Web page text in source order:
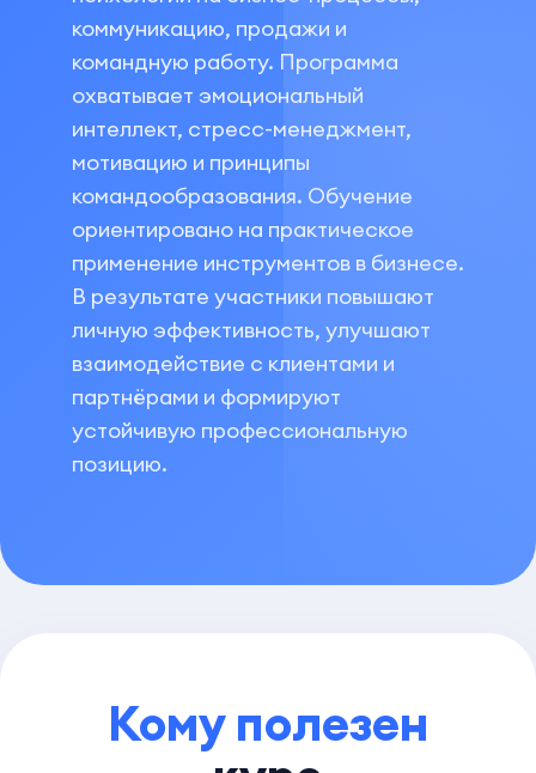
коммуникацию, продажи и
командную работу. Программа
охватывает эмоциональный
интеллект, стресс-менеджмент,
мотивацию и принципы
командообразования. Обучение
ориентировано на практическое
применение инструментов в бизнесе.
В результате участники повышают
личную эффективность, улучшают
взаимодействие с клиентами и
партнёрами и формируют
устойчивую профессиональную
позицию.
Кому полезен